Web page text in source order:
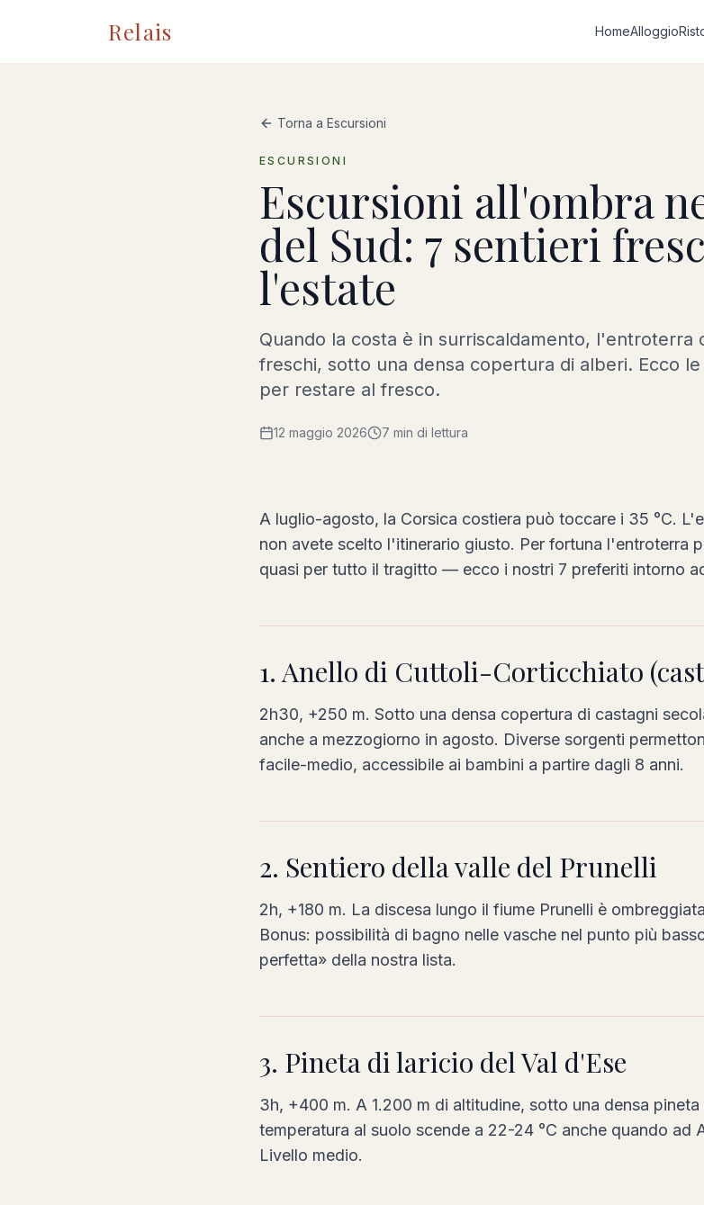
Relais HomeAlloggio
Torna a Escursioni
ESCURSIONI
Escursioni all'ombra
del Sud: 7 sentieri
l'estate
Quando la costa è in surriscaldamento, l'entroterra
freschi, sotto una densa copertura di alberi. Ecco
per restare al fresco.
12 maggio 2026 7 min di lettura
A luglio-agosto, la Corsica costiera può toccare i 35 °C.
non avete scelto l'itinerario giusto. Per fortuna l'entroterra
quasi per tutto il tragitto — ecco i nostri 7 preferiti intorno
1. Anello di Cuttoli-Corticchiato
2h30, +250 m. Sotto una densa copertura di castagni
anche a mezzogiorno in agosto. Diverse sorgenti
facile-medio, accessibile ai bambini a partire dagli 8 anni.
2. Sentiero della valle del Prunelli
2h, +180 m. La discesa lungo il fiume Prunelli è
Bonus: possibilità di bagno nelle vasche nel punto più
perfetta» della nostra lista.
3. Pineta di laricio del Val d'Ese
3h, +400 m. A 1.200 m di altitudine, sotto una densa
temperatura al suolo scende a 22-24 °C anche quando ad
Livello medio.